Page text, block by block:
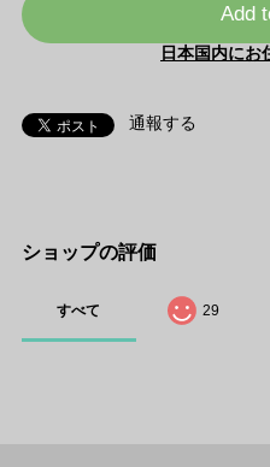
Add
日本国内にお
通報する
ショップの評価
すべて 29